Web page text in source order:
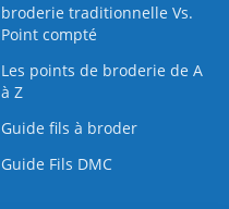
broderie traditionnelle Vs.
Point compté
Les points de broderie de A
à Z
Guide fils à broder
Guide Fils DMC